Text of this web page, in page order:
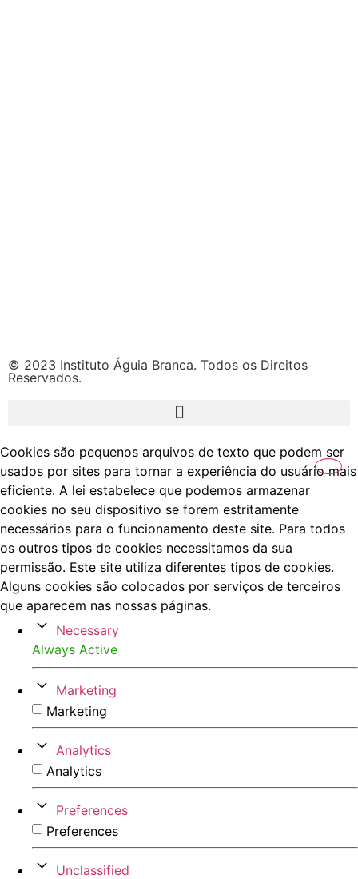
© 2023 Instituto Águia Branca. Todos os Direitos
Reservados.
Cookies são pequenos arquivos de texto que podem ser
usados por sites para tornar a experiência do usuário mais
eficiente. A lei estabelece que podemos armazenar
cookies no seu dispositivo se forem estritamente
necessários para o funcionamento deste site. Para todos
os outros tipos de cookies necessitamos da sua
permissão. Este site utiliza diferentes tipos de cookies.
Alguns cookies são colocados por serviços de terceiros
que aparecem nas nossas páginas.
Necessary
Always Active
Marketing
Marketing
Analytics
Analytics
Preferences
Preferences
Unclassified